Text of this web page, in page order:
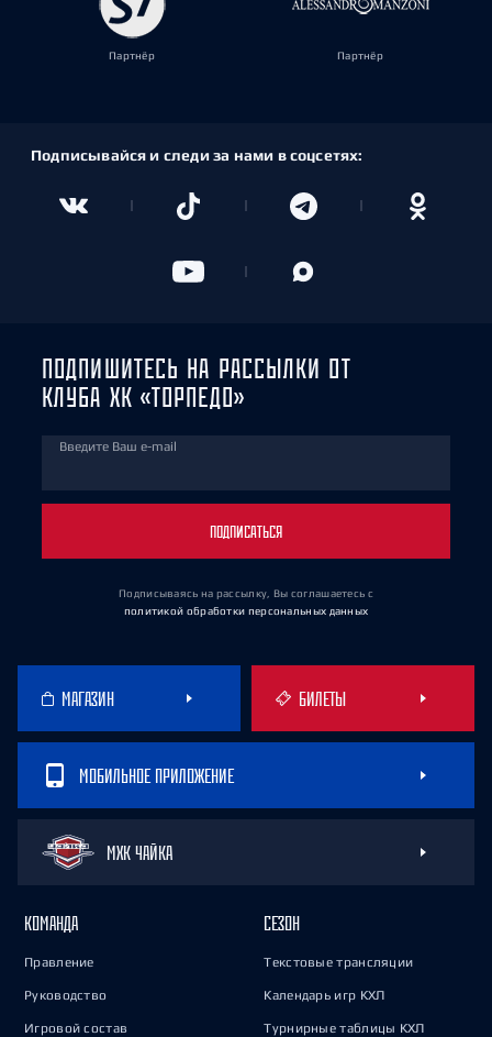
Партнёр Партнёр
Подписывайся и следи за нами в соцсетях:
ПОДПИШИТЕСЬ НА РАССЫЛКИ ОТ
КЛУБА ХК «ТОРПЕДО»
Введите Ваш e-mail
ПОДПИСАТЬСЯ
Подписываясь на рассылку, Вы соглашаетесь с
политикой обработки персональных данных
МАГАЗИН БИЛЕТЫ
МОБИЛЬНОЕ ПРИЛОЖЕНИЕ
МХК ЧАЙКА
КОМАНДА
Правление
Руководство
Игровой состав
СЕЗОН
Текстовые трансляции
Календарь игр КХЛ
Турнирные таблицы КХЛ